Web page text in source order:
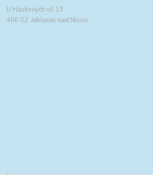
U Háskových vil 13
466 02 Jablonec nad Nisou